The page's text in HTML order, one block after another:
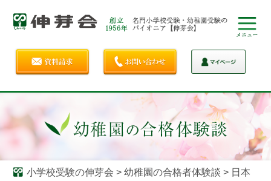
小学校受験の伸芽会 > 幼稚園の合格者体験談 > 日本